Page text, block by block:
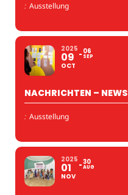
: Ausstellung
2025
09
OCT
06
SEP
NACHRICHTEN – NEWS
: Ausstellung
2025
01
NOV
30
AUG